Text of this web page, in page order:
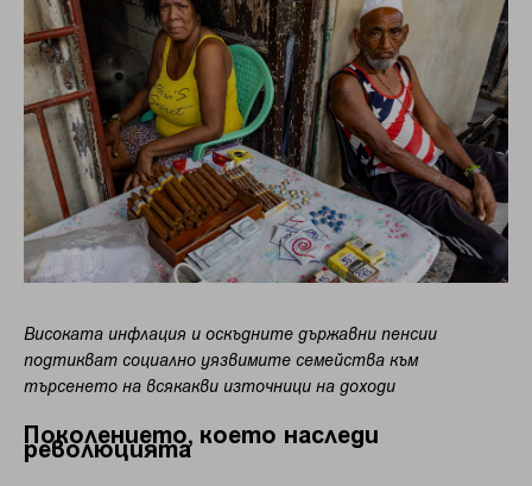
Високата инфлация и оскъдните държавни пенсии
подтикват социално уязвимите семейства към
търсенето на всякакви източници на доходи
Поколението, което наследи
революцията